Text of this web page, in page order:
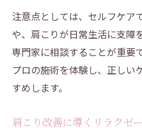
注意点としては、セルフケア
や、肩こりが日常生活に支障
専門家に相談することが重要
プロの施術を体験し、正しい
すめします。
肩こり改善に導くリラクゼ